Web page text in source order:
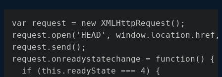
var request = new XMLHttpRequest();
request.open('HEAD',
request.send();
request.onreadystatechange = function() {
  if (this.readyState === 4) {